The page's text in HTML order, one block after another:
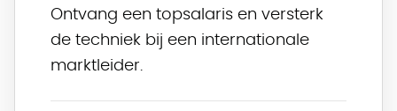
Ontvang een topsalaris en versterk
de techniek bij een internationale
marktleider.